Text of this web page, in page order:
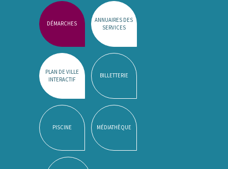
DÉMARCHES
ANNUAIRES DES
SERVICES
PLAN DE VILLE
INTERACTIF
BILLETTERIE
PISCINE MÉDIATHÈQUE